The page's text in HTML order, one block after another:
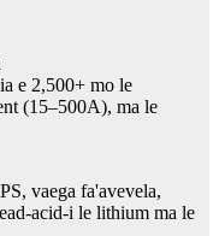
e 2,500+ mo le
(15–500A), ma le
vaega fa'avevela,
acid-i le lithium ma le